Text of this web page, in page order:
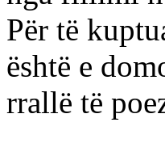
Për të
është e
rrallë të